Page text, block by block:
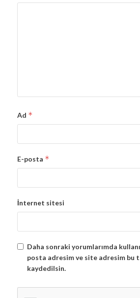
Ad *
E-posta *
İnternet sitesi
Daha sonraki yorumlarımda
posta adresim ve site adresim bu
kaydedilsin.